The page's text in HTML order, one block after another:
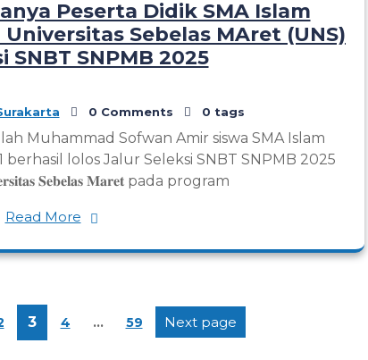
Peserta Didik SMA Islam
Sebelas MAret (UNS)
SNBT SNPMB 2025
0 Comments 0 tags
Muhammad Sofwan Amir siswa SMA Islam
berhasil lolos Jalur Seleksi SNBT SNPMB 2025
𝐒𝐞𝐛𝐞𝐥𝐚𝐬 𝐌𝐚𝐫𝐞𝐭 pada program
Read More
Paginasi
pos
PagePage
3 4 … 59 Next page